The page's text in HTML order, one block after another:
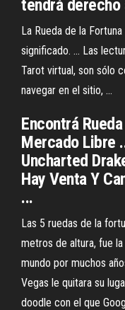
tendrá derecho
La Rueda de la
significado. ... Las
Tarot virtual, son sólo
navegar en el sitio, ...
Encontrá
Mercado Libre
Uncharted
Hay Venta Y
...
Las 5 ruedas de la
metros de altura, fue
mundo por muchos
Vegas le quitara su
doodle con el que